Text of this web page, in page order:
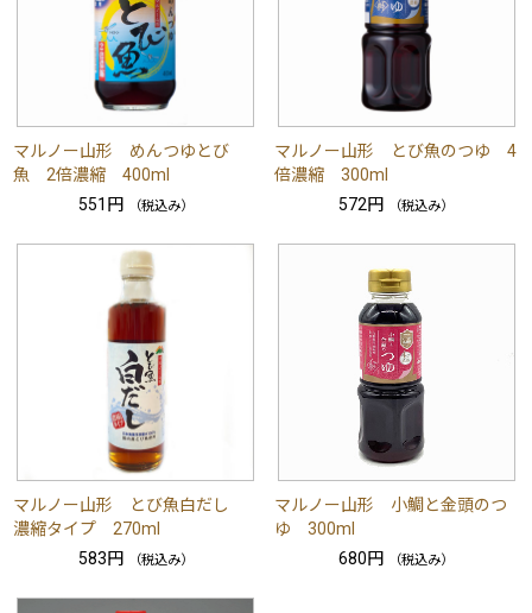
マルノー山形 めんつゆとび
魚 2倍濃縮 400ml
551円
（税込み）
マルノー山形 とび魚のつゆ 4
倍濃縮 300ml
572円
（税込み）
マルノー山形 とび魚白だし
濃縮タイプ 270ml
583円
（税込み）
マルノー山形 小鯛と金頭のつ
ゆ 300ml
680円
（税込み）